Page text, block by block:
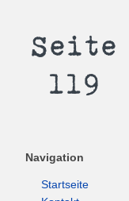
Navigation
Startseite